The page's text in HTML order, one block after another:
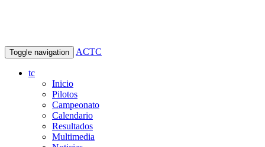
Toggle navigation ACTC
tc
Inicio
Pilotos
Campeonato
Calendario
Resultados
Multimedia